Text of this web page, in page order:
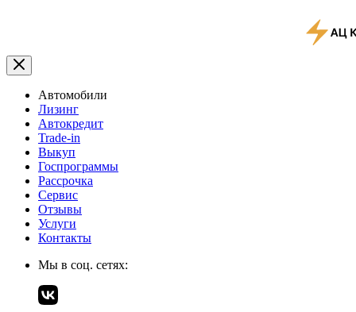
Автомобили
Лизинг
Автокредит
Trade-in
Выкуп
Госпрограммы
Рассрочка
Сервис
Отзывы
Услуги
Контакты
Мы в соц. сетях: